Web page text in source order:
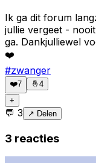
Ik ga dit forum
jullie vergeet -
ga. Dankjulliewel
❤️
#zwanger
❤️7 🤞 4
+
💬 3 ↗ Delen
3 reacties